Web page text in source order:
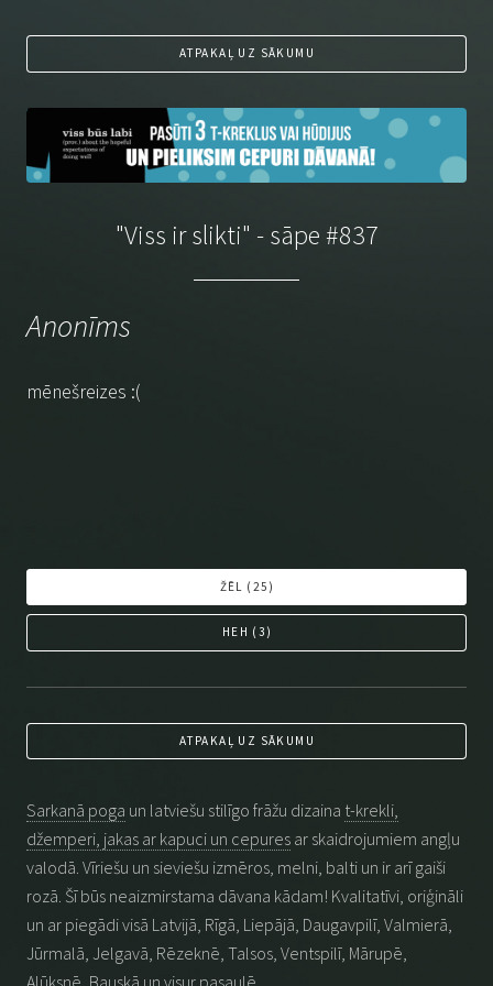
ATPAKAĻ UZ SĀKUMU
"Viss ir slikti" - sāpe #837
Anonīms
mēnešreizes :(
ŽĒL ( 25 )
HEH ( 3 )
ATPAKAĻ UZ SĀKUMU
Sarkanā poga un latviešu stilīgo frāžu dizaina t-krekli,
džemperi, jakas ar kapuci un cepures ar skaidrojumiem angļu
valodā. Vīriešu un sieviešu izmēros, melni, balti un ir arī gaiši
rozā. Šī būs neaizmirstama dāvana kādam! Kvalitatīvi, oriģināli
un ar piegādi visā Latvijā, Rīgā, Liepājā, Daugavpilī, Valmierā,
Jūrmalā, Jelgavā, Rēzeknē, Talsos, Ventspilī, Mārupē,
Alūksnē, Bauskā un visur pasaulē.